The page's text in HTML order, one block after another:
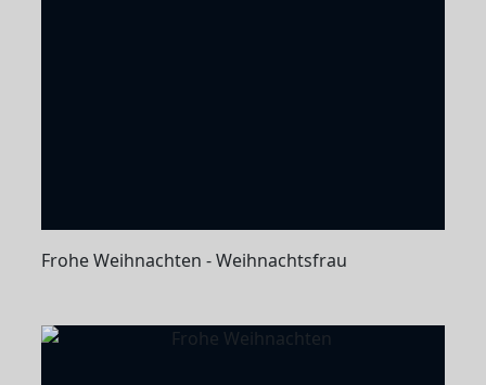
Frohe Weihnachten - Weihnachtsfrau